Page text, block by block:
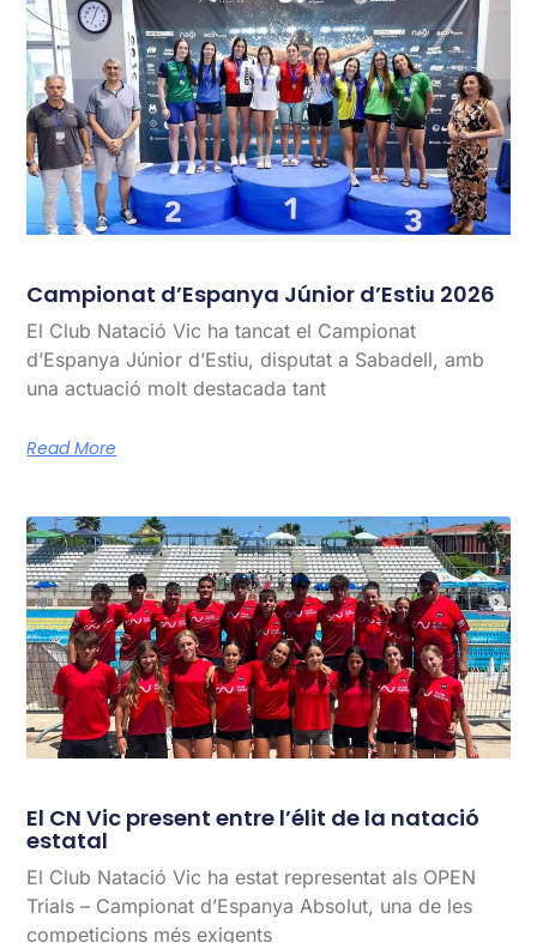
Campionat d’Espanya Júnior d’Estiu 2026
El Club Natació Vic ha tancat el Campionat
d’Espanya Júnior d’Estiu, disputat a Sabadell, amb
una actuació molt destacada tant
Read More
El CN Vic present entre l’élit de la natació
estatal
El Club Natació Vic ha estat representat als OPEN
Trials – Campionat d’Espanya Absolut, una de les
competicions més exigents